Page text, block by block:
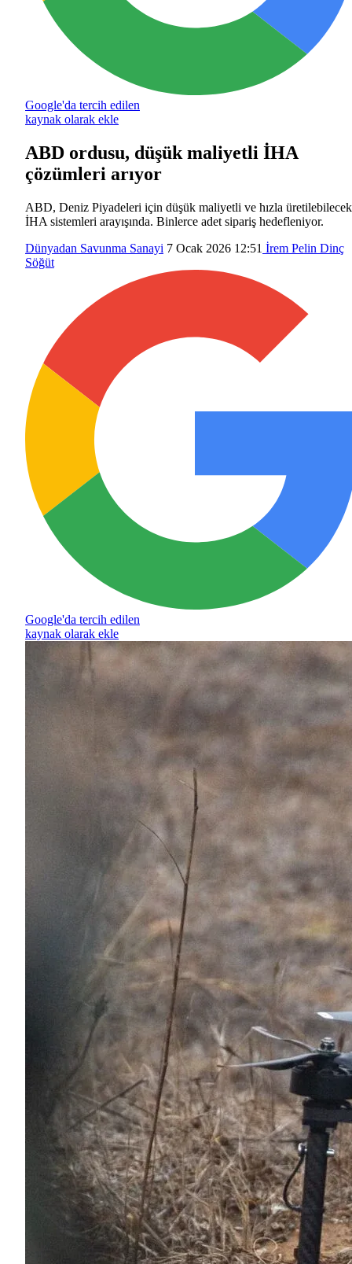
Google'da tercih edilen
kaynak olarak ekle
ABD ordusu, düşük maliyetli İHA
çözümleri arıyor
ABD, Deniz Piyadeleri için düşük maliyetli ve hızla üretilebilecek
İHA sistemleri arayışında. Binlerce adet sipariş hedefleniyor.
Dünyadan Savunma Sanayi 7 Ocak 2026 12:51 İrem Pelin Dinç
Söğüt
Google'da tercih edilen
kaynak olarak ekle